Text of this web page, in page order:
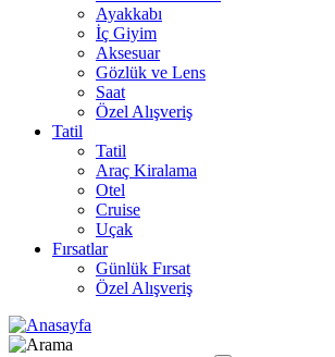
Ayakkabı
İç Giyim
Aksesuar
Gözlük ve Lens
Saat
Özel Alışveriş
Tatil
Tatil
Araç Kiralama
Otel
Cruise
Uçak
Fırsatlar
Günlük Fırsat
Özel Alışveriş